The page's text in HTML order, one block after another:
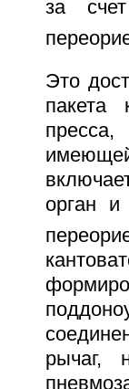
за
Это
пакета
орган и
рычаг,